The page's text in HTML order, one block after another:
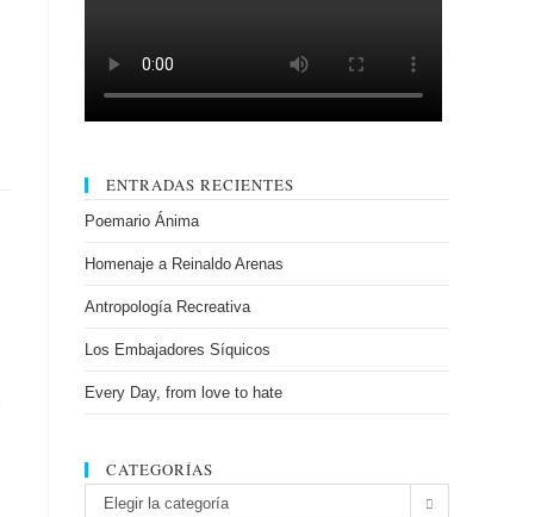
ENTRADAS RECIENTES
Poemario Ánima
Homenaje a Reinaldo Arenas
Antropología Recreativa
Los Embajadores Síquicos
Every Day, from love to hate
CATEGORÍAS
Categorías
Elegir la categoría